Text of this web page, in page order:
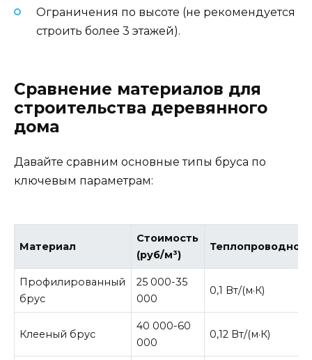
Ограничения по высоте (не рекомендуется
строить более 3 этажей).
Сравнение материалов для
строительства деревянного
дома
Давайте сравним основные типы бруса по
ключевым параметрам:
Материал
Стоимость
(руб/м³)
Профилированный
брус
25 000-35
000
0,1 Вт/(м·К)
Клееный брус
40 000-60
000
0,12 Вт/(м·К)